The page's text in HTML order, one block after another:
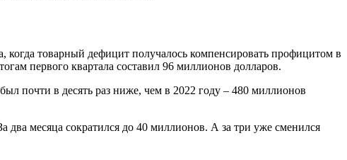
когда товарный дефицит получалось компенсировать профицитом в
первого квартала составил 96 миллионов долларов.
почти в десять раз ниже, чем в 2022 году – 480 миллионов
два месяца сократился до 40 миллионов. А за три уже сменился